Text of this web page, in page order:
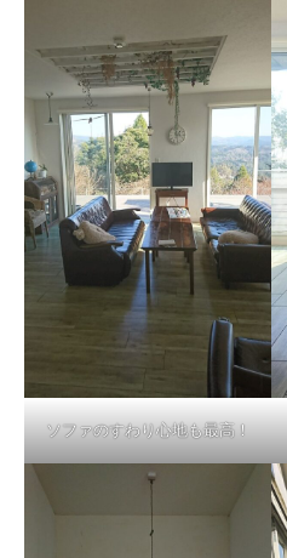
ソファのすわり心地も最高！